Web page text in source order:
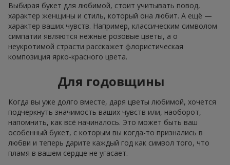
Выбирая букет для любимой, стоит учитывать повод,
характер женщины и стиль, который она любит. А ещё —
характер ваших чувств. Например, классическим символом
симпатии являются нежные розовые цветы, а о
неукротимой страсти расскажет флористическая
композиция ярко-красного цвета.
Для годовщины
Когда вы уже долго вместе, даря цветы любимой, хочется
подчеркнуть значимость ваших чувств или, наоборот,
напомнить, как всё начиналось. Это может быть ваш
особенный букет, с которым вы когда-то признались в
любви и теперь дарите каждый год как символ того, что
пламя в вашем сердце не угасает.